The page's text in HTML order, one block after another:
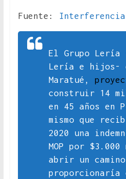
Fuente:
El Grupo Lería
Lería e hijos-
Maratué,
construir 14
en 45 años en
mismo que
2020 una
MOP por
abrir un
proporcionaría